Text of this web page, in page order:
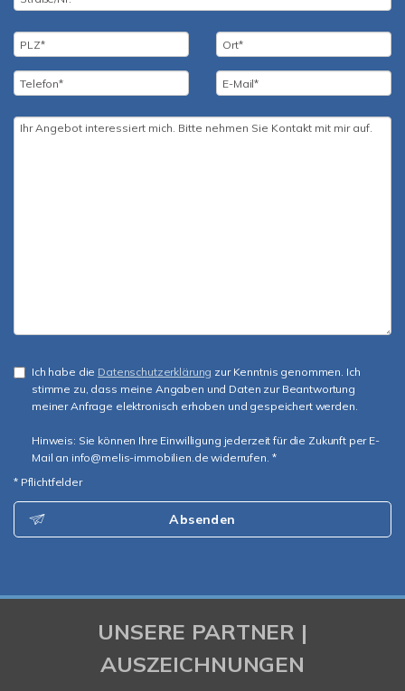
Ich habe die Datenschutzerklärung zur Kenntnis genommen. Ich
stimme zu, dass meine Angaben und Daten zur Beantwortung
meiner Anfrage elektronisch erhoben und gespeichert werden.
Hinweis: Sie können Ihre Einwilligung jederzeit für die Zukunft per E-
Mail an info@melis-immobilien.de widerrufen. *
* Pflichtfelder
Absenden
UNSERE PARTNER |
AUSZEICHNUNGEN